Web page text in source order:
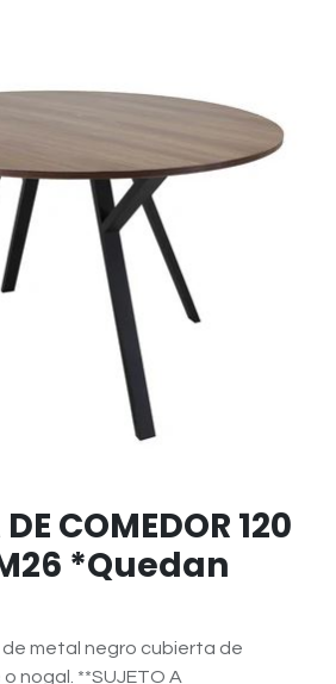
COMEDOR 120
*Quedan
de metal negro cubierta de
nogal. **SUJETO A